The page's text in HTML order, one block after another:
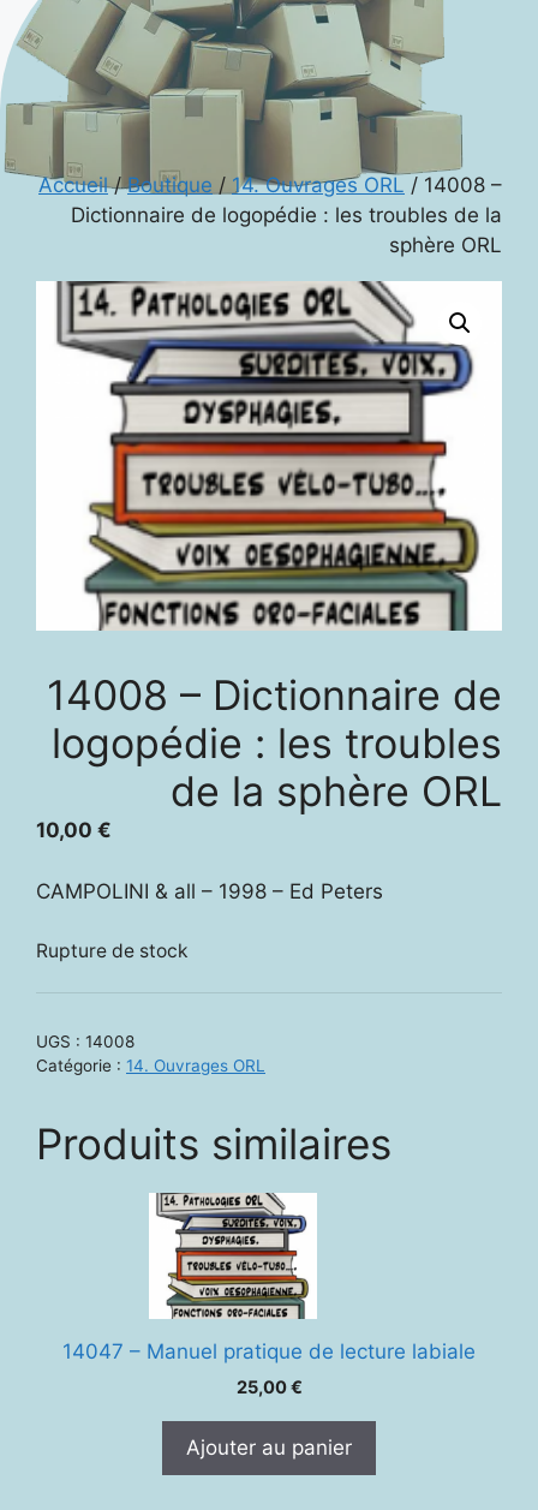
Accueil/Boutique / 14. Ouvrages ORL / 14008 –
Dictionnaire de logopédie : les troubles de la
sphère ORL
14008 – Dictionnaire de
logopédie : les troubles
de la sphère ORL
10,00 €
CAMPOLINI & all – 1998 – Ed Peters
Rupture de stock
UGS : 14008
Catégorie : 14. Ouvrages ORL
Produits similaires
14047 – Manuel pratique de lecture labiale
25,00€
Ajouter au panier